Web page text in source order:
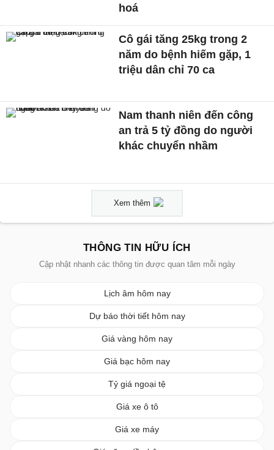
hoá
Cô gái tăng 25kg trong 2
năm do bệnh hiếm gặp, 1
triệu dân chỉ 70 ca
Nam thanh niên đến công
an trả 5 tỷ đồng do người
khác chuyển nhầm
Xem thêm
THÔNG TIN HỮU ÍCH
Cập nhật nhanh các thông tin được quan tâm mỗi ngày
Lịch âm hôm nay
Dự báo thời tiết hôm nay
Giá vàng hôm nay
Giá bạc hôm nay
Tỷ giá ngoại tệ
Giá xe ô tô
Giá xe máy